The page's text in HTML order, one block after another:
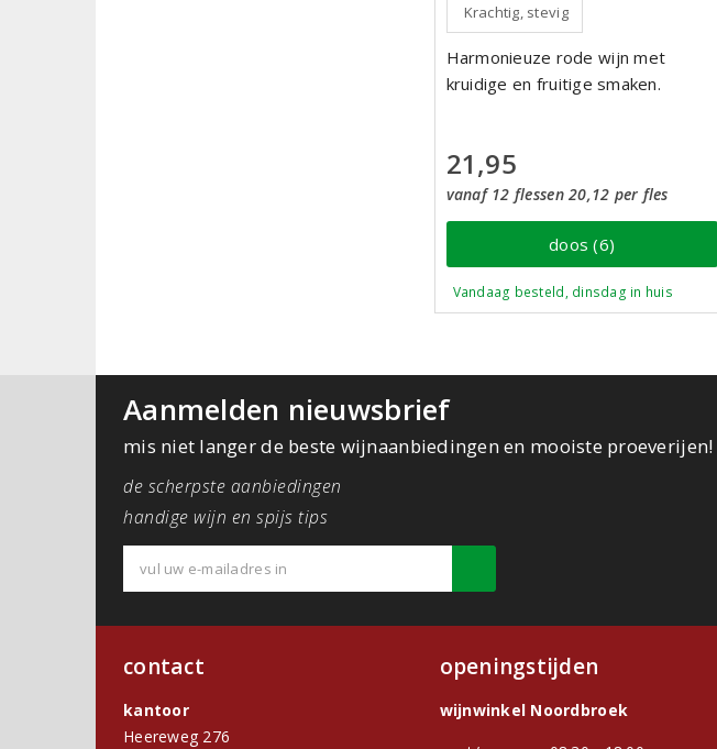
Krachtig, stevig
Harmonieuze rode wijn met
kruidige en fruitige smaken.
21,95
vanaf 12 flessen 20,12 per fles
doos (6)
Vandaag besteld, dinsdag in huis
Aanmelden nieuwsbrief
mis niet langer de beste wijnaanbiedingen en mooiste proeverijen!
de scherpste aanbiedingen
handige wijn en spijs tips
contact
kantoor
Heereweg 276
openingstijden
wijnwinkel Noordbroek